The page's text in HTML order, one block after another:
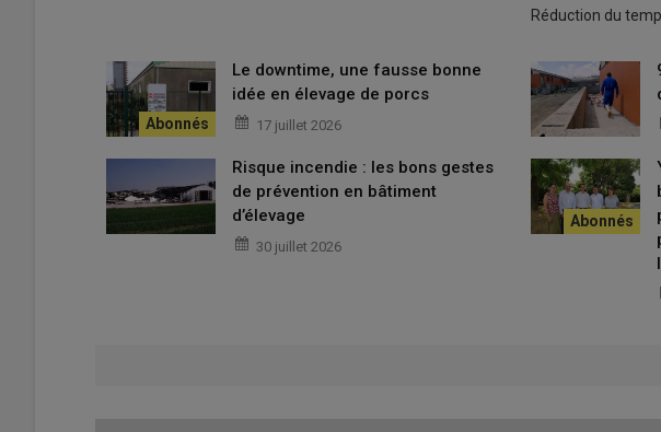
Réduction du
Le downtime, une fausse bonne
idée en élevage de porcs
17 juillet 2026
Risque incendie : les bons gestes
de prévention en bâtiment
d’élevage
30 juillet 2026